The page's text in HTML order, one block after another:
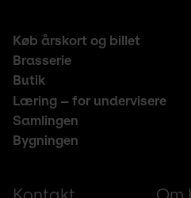
Footer
middle
Køb årskort og billet
Brasserie
Butik
Læring – for undervisere
Samlingen
Bygningen
Footer